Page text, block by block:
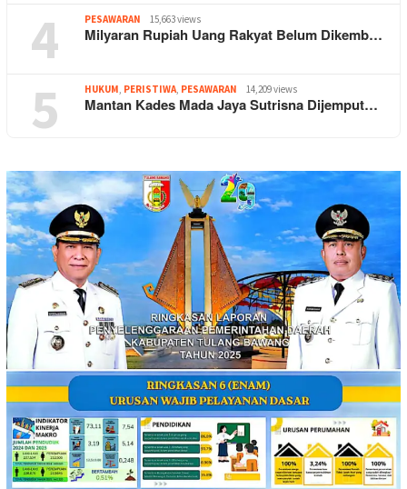
4 PESAWARAN 15,663 views
Milyaran Rupiah Uang Rakyat Belum Dikemb…
5 HUKUM, PERISTIWA, PESAWARAN 14,209 views
Mantan Kades Mada Jaya Sutrisna Dijemput…